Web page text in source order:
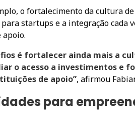
o fortalecimento da cultura
startups e a integração cada
é fortalecer ainda mais a
o acesso a investimentos e
de apoio”, afirmou
para